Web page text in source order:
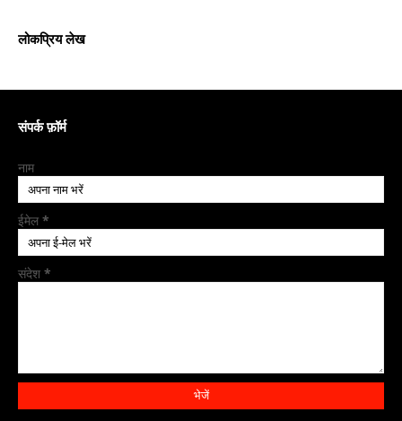
लोकप्रिय लेख
संपर्क फ़ॉर्म
नाम
ईमेल *
संदेश *